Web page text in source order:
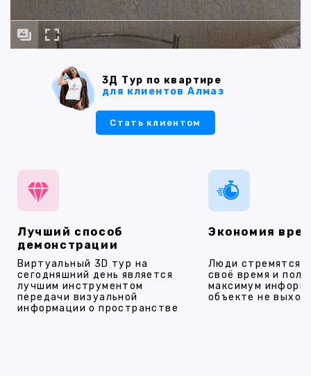
3Д Тур по квартире
для клиентов Алмаз
Стать клиентом
Лучший способ
демонстрации
Виртуальный 3D тур на
сегодняшний день является
лучшим инструментом
передачи визуальной
информации о пространстве
Экономия
Люди стремятся
своё время и
максимум
объекте не